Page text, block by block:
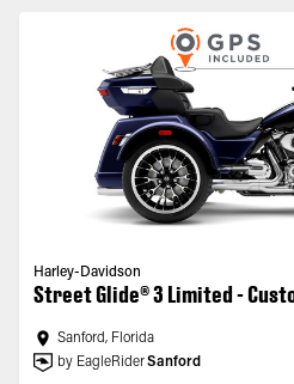
Harley-Davidson
Street Glide® 3 Limited -
Sanford, Florida
by EagleRiderSanford